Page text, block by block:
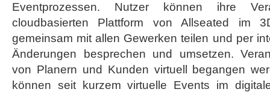
Eventprozessen. Nutzer können ihre
cloudbasierten Plattform von Allseated im
gemeinsam mit allen Gewerken teilen und per
Änderungen besprechen und umsetzen.
von Planern und Kunden virtuell begangen
können seit kurzem virtuelle Events im